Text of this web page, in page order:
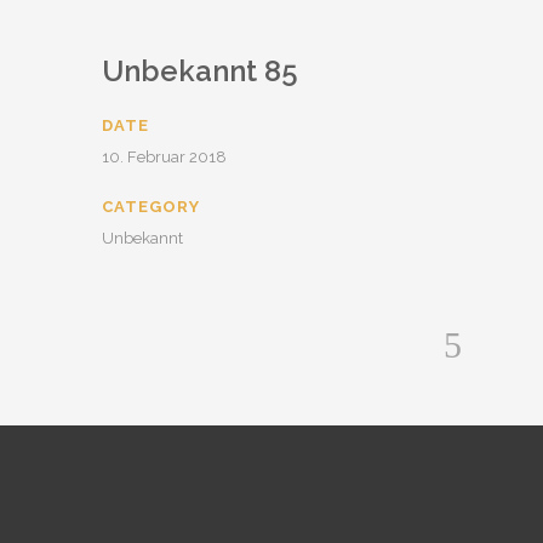
Unbekannt 85
DATE
10. Februar 2018
CATEGORY
Unbekannt